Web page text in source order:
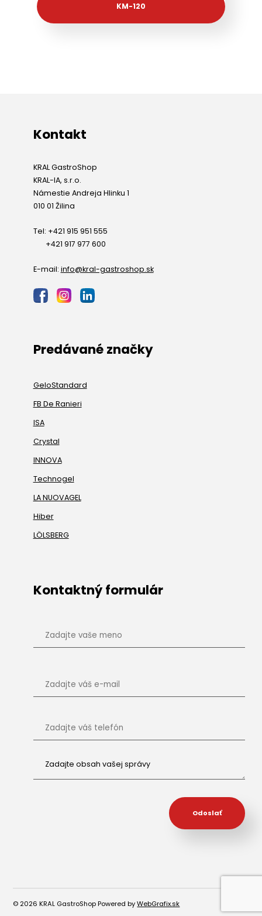
KM-120
Kontakt
KRAL GastroShop
KRAL-IA, s.r.o.
Námestie Andreja Hlinku 1
010 01 Žilina
Tel: +421 915 951 555
+421 917 977 600
E-mail: info@kral-gastroshop.sk
Predávané značky
GeloStandard
FB De Ranieri
ISA
Crystal
INNOVA
Technogel
LA NUOVAGEL
Hiber
LÖLSBERG
Kontaktný formulár
© 2026 KRAL GastroShopPowered byWebGrafix.sk